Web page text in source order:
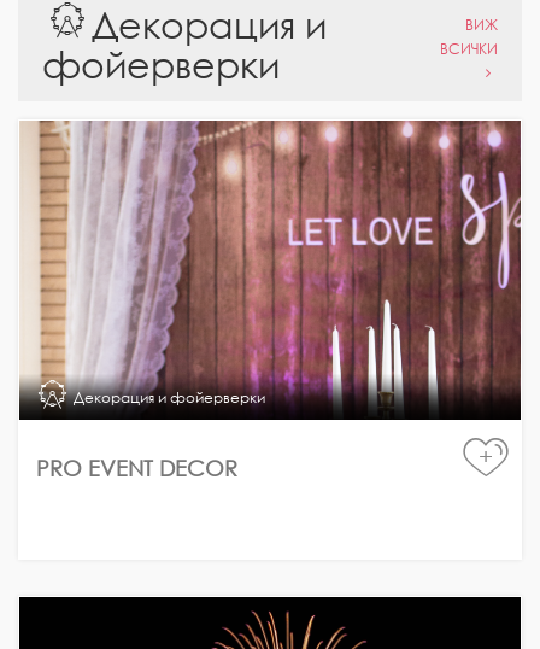
Декорация и
фойерверки
ВИЖ
ВСИЧКИ
Декорация и фойерверки
PRO EVENT DECOR +